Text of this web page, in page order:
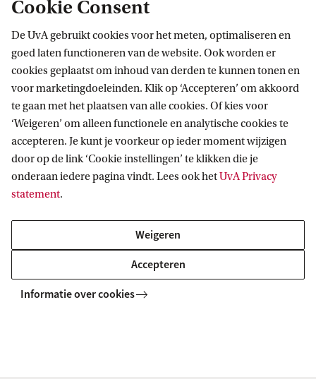
Toelatingseisen) > Colloquium doctum (
Tandheelkunde
: Selectie en plaatsing >
Vooropleidingseisen)
Heb je na het lezen van de website nog vragen
over de benodigde certificaten of resultaten,
neem dan contact op met de opleiding (elke
opleiding heeft op de opleidingssite een
contactblok staan).
Registreer je voor toelating via het colloquium
2. Hoe lever je de vereiste
Cookie Consent
De UvA gebruikt cookies voor het meten, optimaliseren en
goed laten functioneren van de website. Ook worden er
cookies geplaatst om inhoud van derden te kunnen tonen en
voor marketingdoeleinden. Klik op ‘Accepteren’ om akkoord
te gaan met het plaatsen van alle cookies. Of kies voor
‘Weigeren’ om alleen functionele en analytische cookies te
accepteren. Je kunt je voorkeur op ieder moment wijzigen
door op de link ‘Cookie instellingen’ te klikken die je
onderaan iedere pagina vindt. Lees ook hetUvA Privacy
statement.
Weigeren
Accepteren
Informatie over cookies